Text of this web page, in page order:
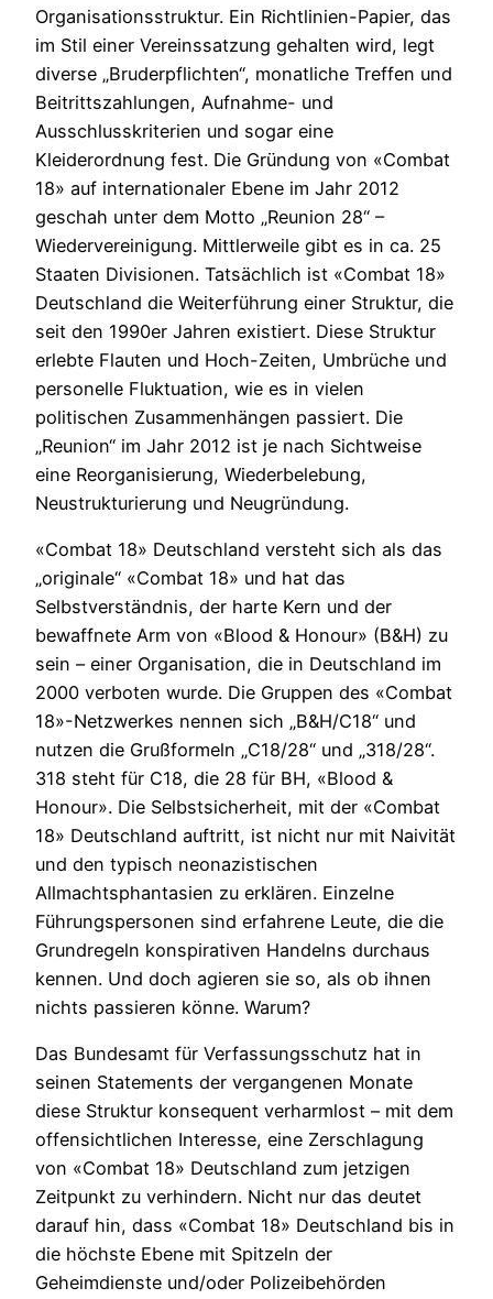
Organisationsstruktur. Ein Richtlinien-Papier, das
im Stil einer Vereinssatzung gehalten wird, legt
diverse „Bruderpflichten“, monatliche Treffen und
Beitrittszahlungen, Aufnahme- und
Ausschlusskriterien und sogar eine
Kleiderordnung fest. Die Gründung von «Combat
18» auf internationaler Ebene im Jahr 2012
geschah unter dem Motto „Reunion 28“ –
Wiedervereinigung. Mittlerweile gibt es in ca. 25
Staaten Divisionen. Tatsächlich ist «Combat 18»
Deutschland die Weiterführung einer Struktur, die
seit den 1990er Jahren existiert. Diese Struktur
erlebte Flauten und Hoch-Zeiten, Umbrüche und
personelle Fluktuation, wie es in vielen
politischen Zusammenhängen passiert. Die
„Reunion“ im Jahr 2012 ist je nach Sichtweise
eine Reorganisierung, Wiederbelebung,
Neustrukturierung und Neugründung.
«Combat 18» Deutschland versteht sich als das
„originale“ «Combat 18» und hat das
Selbstverständnis, der harte Kern und der
bewaffnete Arm von «Blood & Honour» (B&H) zu
sein – einer Organisation, die in Deutschland im
2000 verboten wurde. Die Gruppen des «Combat
18»-Netzwerkes nennen sich „B&H/C18“ und
nutzen die Grußformeln „C18/28“ und „318/28“.
318 steht für C18, die 28 für BH, «Blood &
Honour». Die Selbstsicherheit, mit der «Combat
18» Deutschland auftritt, ist nicht nur mit Naivität
und den typisch neonazistischen
Allmachtsphantasien zu erklären. Einzelne
Führungspersonen sind erfahrene Leute, die die
Grundregeln konspirativen Handelns durchaus
kennen. Und doch agieren sie so, als ob ihnen
nichts passieren könne. Warum?
Das Bundesamt für Verfassungsschutz hat in
seinen Statements der vergangenen Monate
diese Struktur konsequent verharmlost – mit dem
offensichtlichen Interesse, eine Zerschlagung
von «Combat 18» Deutschland zum jetzigen
Zeitpunkt zu verhindern. Nicht nur das deutet
darauf hin, dass «Combat 18» Deutschland bis in
die höchste Ebene mit Spitzeln der
Geheimdienste und/oder Polizeibehörden